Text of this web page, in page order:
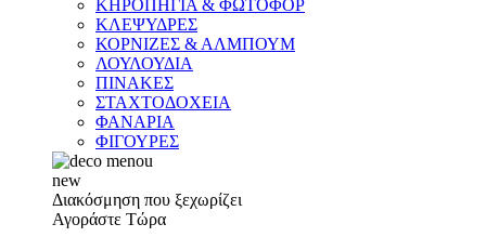
ΚΗΡΟΠΗΓΙΑ & ΦΩΤΟΦΟΡ
ΚΛΕΨΥΔΡΕΣ
ΚΟΡΝΙΖΕΣ & ΑΛΜΠΟΥΜ
ΛΟΥΛΟΥΔΙΑ
ΠΙΝΑΚΕΣ
ΣΤΑΧΤΟΔΟΧΕΙΑ
ΦΑΝΑΡΙΑ
ΦΙΓΟΥΡΕΣ
new
Διακόσμηση που ξεχωρίζει
Αγοράστε Τώρα